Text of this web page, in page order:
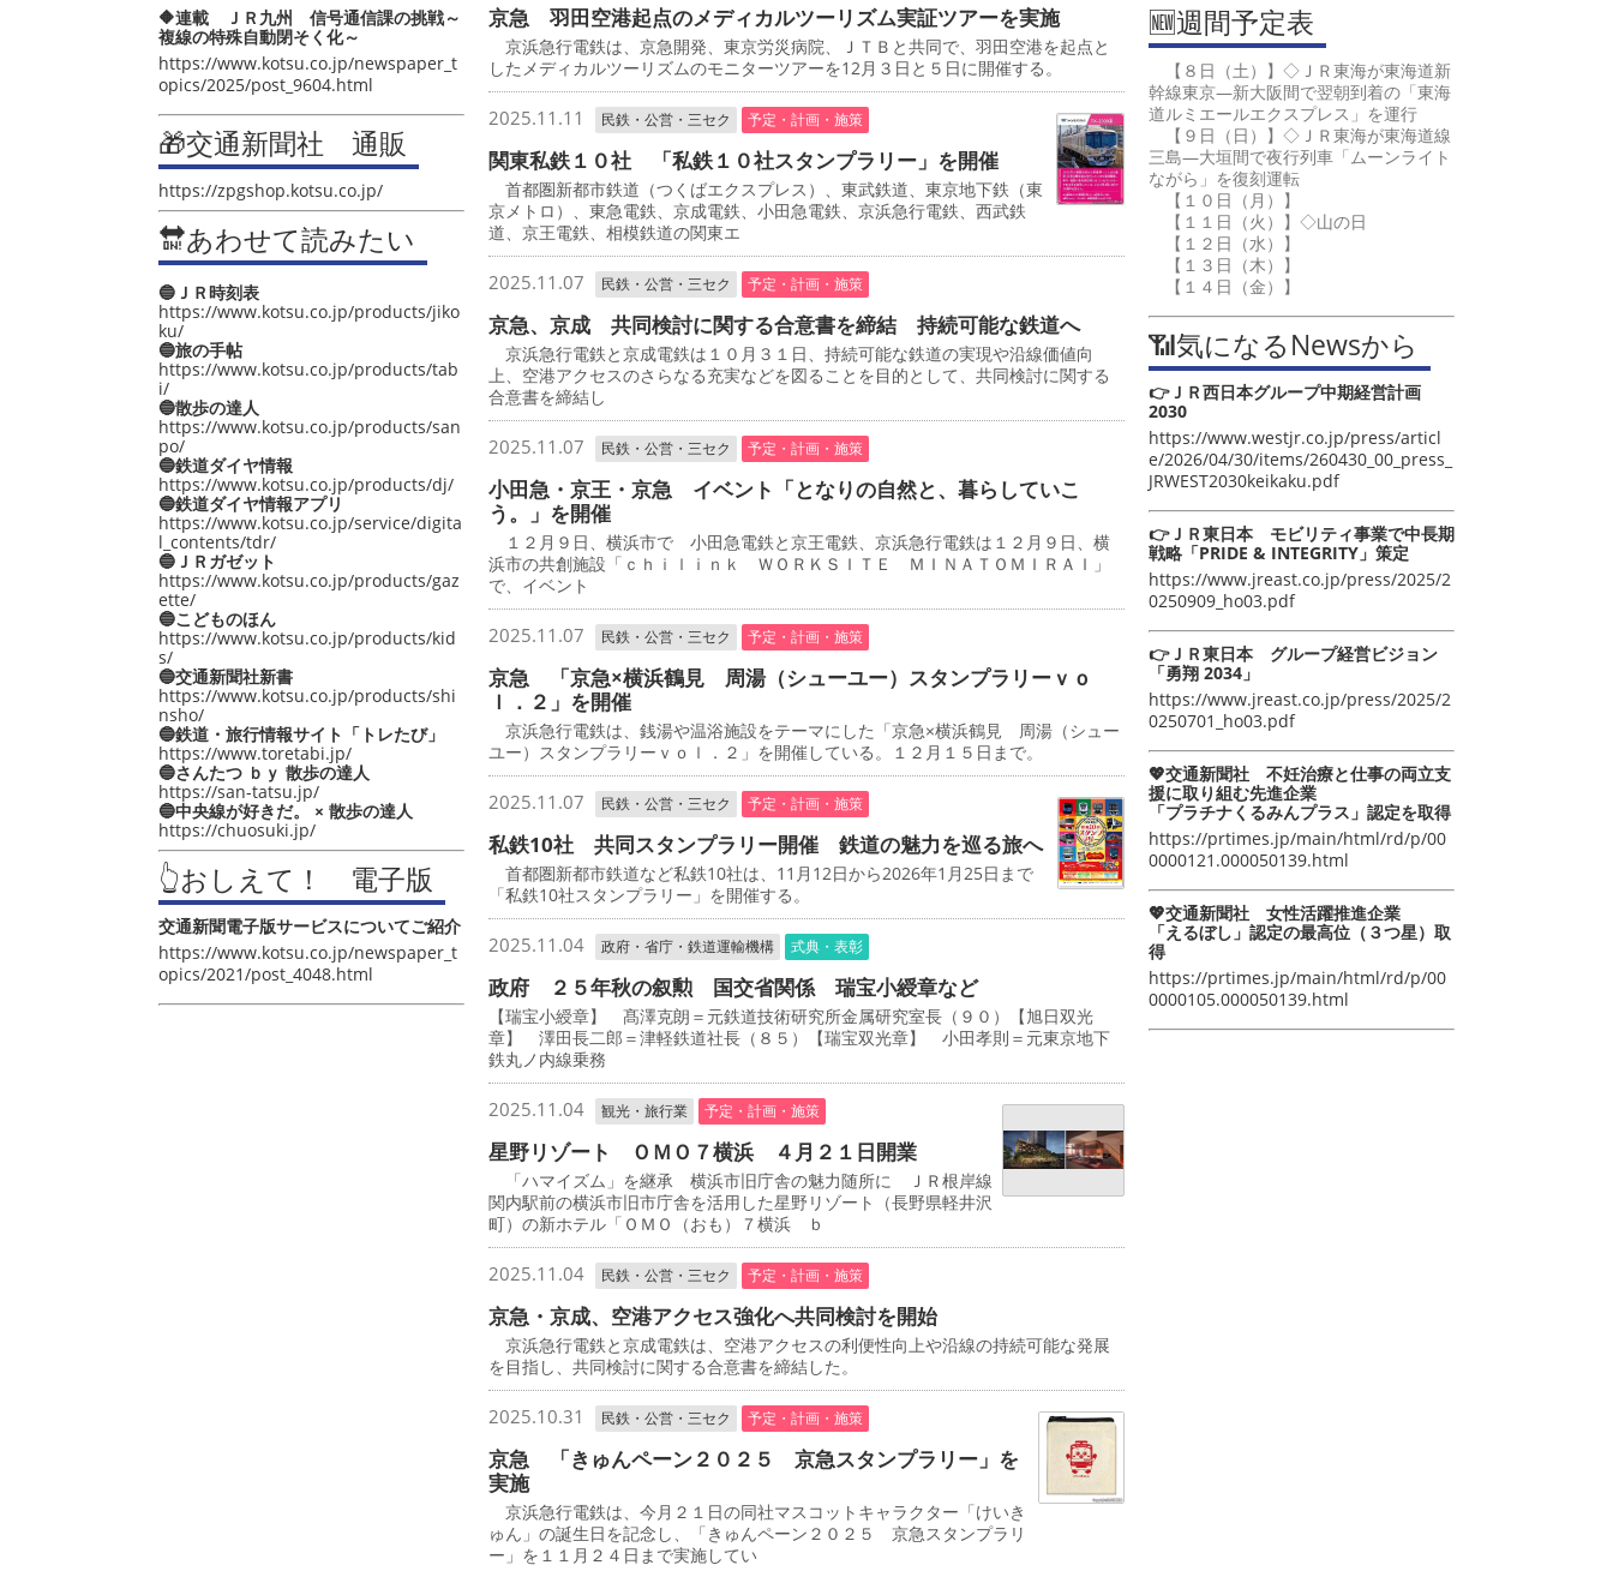
🔶連載 ＪＲ九州 信号通信課の挑戦～
複線の特殊自動閉そく化～
https://www.kotsu.co.jp/newspaper_t
opics/2025/post_9604.html
🎁交通新聞社 通販
https://zpgshop.kotsu.co.jp/
🔛あわせて読みたい
🔵ＪＲ時刻表
https://www.kotsu.co.jp/products/jiko
ku/
🔵旅の手帖
https://www.kotsu.co.jp/products/tab
i/
🔵散歩の達人
https://www.kotsu.co.jp/products/san
po/
🔵鉄道ダイヤ情報
https://www.kotsu.co.jp/products/dj/
🔵鉄道ダイヤ情報アプリ
https://www.kotsu.co.jp/service/digita
l_contents/tdr/
🔵ＪＲガゼット
https://www.kotsu.co.jp/products/gaz
ette/
🔵こどものほん
https://www.kotsu.co.jp/products/kid
s/
🔵交通新聞社新書
https://www.kotsu.co.jp/products/shi
nsho/
🔵鉄道・旅行情報サイト「トレたび」
https://www.toretabi.jp/
🔵さんたつ ｂｙ 散歩の達人
https://san-tatsu.jp/
🔵中央線が好きだ。 × 散歩の達人
https://chuosuki.jp/
👆おしえて！ 電子版
交通新聞電子版サービスについてご紹介
https://www.kotsu.co.jp/newspaper_t
opics/2021/post_4048.html
京急 羽田空港起点のメディカルツーリズム実証ツアーを実施
京浜急行電鉄は、京急開発、東京労災病院、ＪＴＢと共同で、羽田空港を起点と
したメディカルツーリズムのモニターツアーを12月３日と５日に開催する。
2025.11.11 民鉄・公営・三セク 予定・計画・施策
関東私鉄１０社 「私鉄１０社スタンプラリー」を開催
首都圏新都市鉄道（つくばエクスプレス）、東武鉄道、東京地下鉄（東
京メトロ）、東急電鉄、京成電鉄、小田急電鉄、京浜急行電鉄、西武鉄
道、京王電鉄、相模鉄道の関東エ
2025.11.07 民鉄・公営・三セク 予定・計画・施策
京急、京成 共同検討に関する合意書を締結 持続可能な鉄道へ
京浜急行電鉄と京成電鉄は１０月３１日、持続可能な鉄道の実現や沿線価値向
上、空港アクセスのさらなる充実などを図ることを目的として、共同検討に関する
合意書を締結し
2025.11.07 民鉄・公営・三セク 予定・計画・施策
小田急・京王・京急 イベント「となりの自然と、暮らしていこ
う。」を開催
１２月９日、横浜市で 小田急電鉄と京王電鉄、京浜急行電鉄は１２月９日、横
浜市の共創施設「ｃｈｉｌｉｎｋ ＷＯＲＫＳＩＴＥ ＭＩＮＡＴＯＭＩＲＡＩ」
で、イベント
2025.11.07 民鉄・公営・三セク 予定・計画・施策
京急 「京急×横浜鶴見 周湯（シューユー）スタンプラリーｖｏ
ｌ．２」を開催
京浜急行電鉄は、銭湯や温浴施設をテーマにした「京急×横浜鶴見 周湯（シュー
ユー）スタンプラリーｖｏｌ．２」を開催している。１２月１５日まで。
2025.11.07 民鉄・公営・三セク 予定・計画・施策
私鉄10社 共同スタンプラリー開催 鉄道の魅力を巡る旅へ
首都圏新都市鉄道など私鉄10社は、11月12日から2026年1月25日まで
「私鉄10社スタンプラリー」を開催する。
2025.11.04 政府・省庁・鉄道運輸機構 式典・表彰
政府 ２５年秋の叙勲 国交省関係 瑞宝小綬章など
【瑞宝小綬章】 髙澤克朗＝元鉄道技術研究所金属研究室長（９０）【旭日双光
章】 澤田長二郎＝津軽鉄道社長（８５）【瑞宝双光章】 小田孝則＝元東京地下
鉄丸ノ内線乗務
2025.11.04 観光・旅行業 予定・計画・施策
星野リゾート ＯＭＯ７横浜 ４月２１日開業
「ハマイズム」を継承 横浜市旧庁舎の魅力随所に ＪＲ根岸線
関内駅前の横浜市旧市庁舎を活用した星野リゾート（長野県軽井沢
町）の新ホテル「ＯＭＯ（おも）７横浜 ｂ
2025.11.04 民鉄・公営・三セク 予定・計画・施策
京急・京成、空港アクセス強化へ共同検討を開始
京浜急行電鉄と京成電鉄は、空港アクセスの利便性向上や沿線の持続可能な発展
を目指し、共同検討に関する合意書を締結した。
2025.10.31 民鉄・公営・三セク 予定・計画・施策
京急 「きゅんペーン２０２５ 京急スタンプラリー」を
実施
京浜急行電鉄は、今月２１日の同社マスコットキャラクター「けいき
ゅん」の誕生日を記念し、「きゅんペーン２０２５ 京急スタンプラリ
ー」を１１月２４日まで実施してい
🆕週間予定表
【８日（土）】◇ＪＲ東海が東海道新
幹線東京―新大阪間で翌朝到着の「東海
道ルミエールエクスプレス」を運行
【９日（日）】◇ＪＲ東海が東海道線
三島―大垣間で夜行列車「ムーンライト
ながら」を復刻運転
【１０日（月）】
【１１日（火）】◇山の日
【１２日（水）】
【１３日（木）】
【１４日（金）】
📶気になるNewsから
👉ＪＲ西日本グループ中期経営計画
2030
https://www.westjr.co.jp/press/articl
e/2026/04/30/items/260430_00_press_
JRWEST2030keikaku.pdf
👉ＪＲ東日本 モビリティ事業で中長期
戦略「PRIDE & INTEGRITY」策定
https://www.jreast.co.jp/press/2025/2
0250909_ho03.pdf
👉ＪＲ東日本 グループ経営ビジョン
「勇翔 2034」
https://www.jreast.co.jp/press/2025/2
0250701_ho03.pdf
💖交通新聞社 不妊治療と仕事の両立支
援に取り組む先進企業
「プラチナくるみんプラス」認定を取得
https://prtimes.jp/main/html/rd/p/00
0000121.000050139.html
💖交通新聞社 女性活躍推進企業
「えるぼし」認定の最高位（３つ星）取
得
https://prtimes.jp/main/html/rd/p/00
0000105.000050139.html